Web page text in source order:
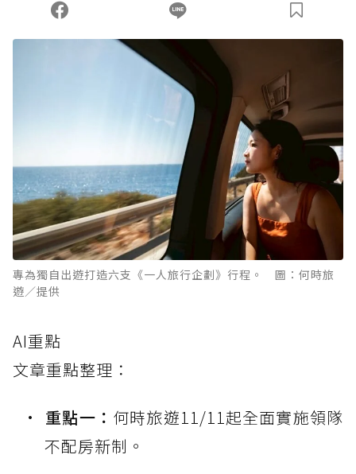
專為獨自出遊打造六支《一人旅行企劃》行程。 圖：何時旅
遊／提供
AI重點
文章重點整理：
重點一： 何時旅遊11/11起全面實施領隊
不配房新制。